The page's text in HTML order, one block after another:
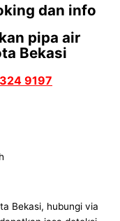
dan info
pipa air
Bekasi
9197
Bekasi, hubungi via